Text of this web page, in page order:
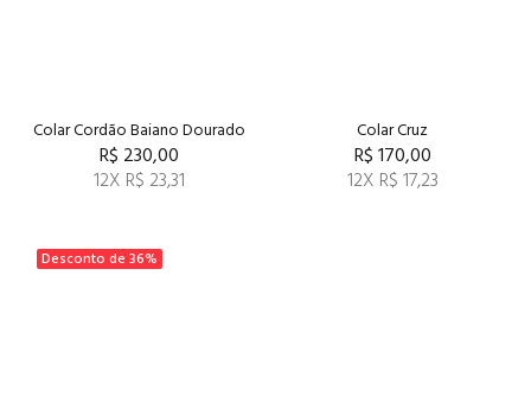
Colar Cordão Baiano Dourado
R$ 230,00
12X R$ 23,31
Colar Cruz
R$ 170,00
12X R$ 17,23
Desconto de 36%